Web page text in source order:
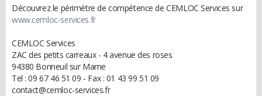
Découvrez le périmètre de compétence de CEMLOC Services sur
www.cemloc-services.fr
CEMLOC Services
ZAC des petits carreaux - 4 avenue des roses
94380 Bonneuil sur Marne
Tel : 09 67 46 51 09 - Fax : 01 43 99 51 09
contact@cemloc-services.fr